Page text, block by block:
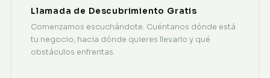
Llamada de Descubrimiento Gratis
Comenzamos escuchándote. Cuéntanos dónde está
tu negocio, hacia dónde quieres llevarlo y qué
obstáculos enfrentas.